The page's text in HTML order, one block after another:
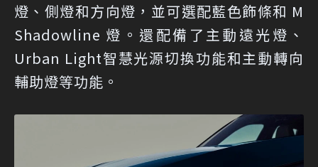
燈、側燈和方向燈，並可選配藍色飾條和 M
Shadowline 燈。還配備了主動遠光燈、
Urban Light智慧光源切換功能和主動轉向
輔助燈等功能。